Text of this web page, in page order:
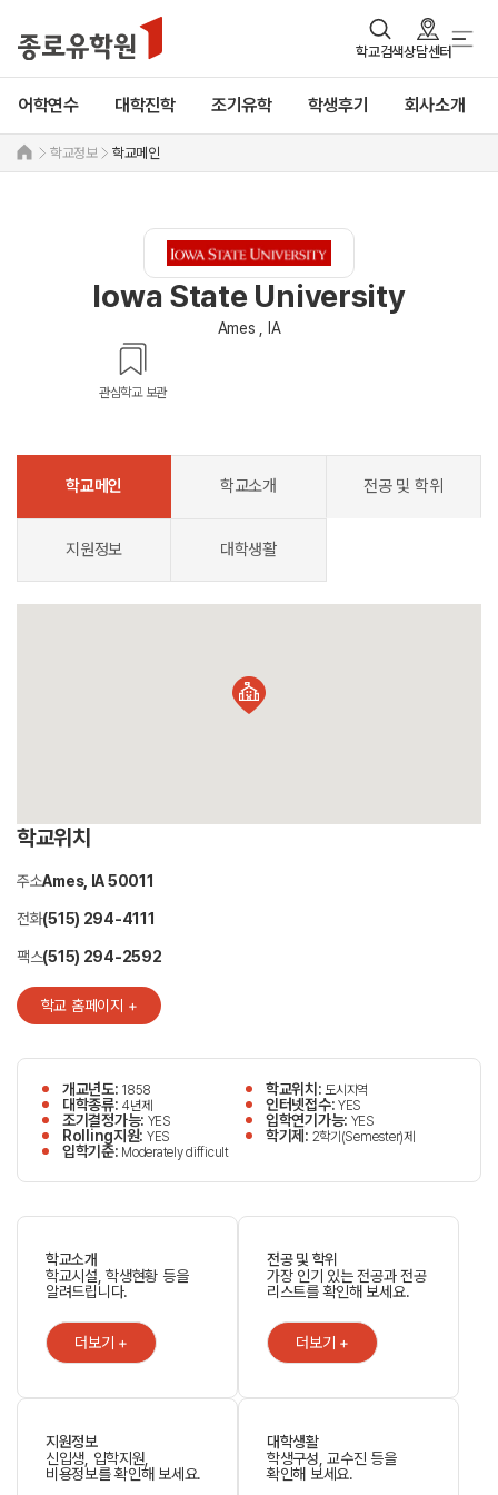
학교검색상담센터
어학연수 대학진학 조기유학 학생후기 회사소개
학교정보 학교메인
Iowa State University
Ames , IA
관심학교 보관
학교메인 학교소개 전공 및 학위
지원정보 대학생활
학교위치
주소Ames, IA 50011
전화(515) 294-4111
팩스(515) 294-2592
학교 홈페이지 +
개교년도: 1858 학교위치:도시지역
대학종류: 4년제 인터넷접수:YES
조기결정가능: YES 입학연기가능: YES
Rolling지원: YES 학기제: 2학기(Semester)제
입학기준: Moderately difficult
학교소개
학교시설, 학생현황 등을
알려드립니다.
더보기 +
전공 및 학위
가장 인기 있는 전공과 전공
리스트를 확인해 보세요.
더보기 +
지원정보
신입생, 입학지원,
비용정보를 확인해 보세요.
대학생활
학생구성, 교수진 등을
확인해 보세요.